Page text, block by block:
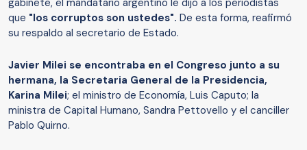
gabinete, el mandatario argentino le dijo a los periodistas
que "los corruptos son ustedes". De esta forma, reafirmó
su respaldo al secretario de Estado.
Javier Milei se encontraba en el Congreso junto a su
hermana, la Secretaria General de la Presidencia,
Karina Milei; el ministro de Economía, Luis Caputo; la
ministra de Capital Humano, Sandra Pettovello y el canciller
Pablo Quirno.